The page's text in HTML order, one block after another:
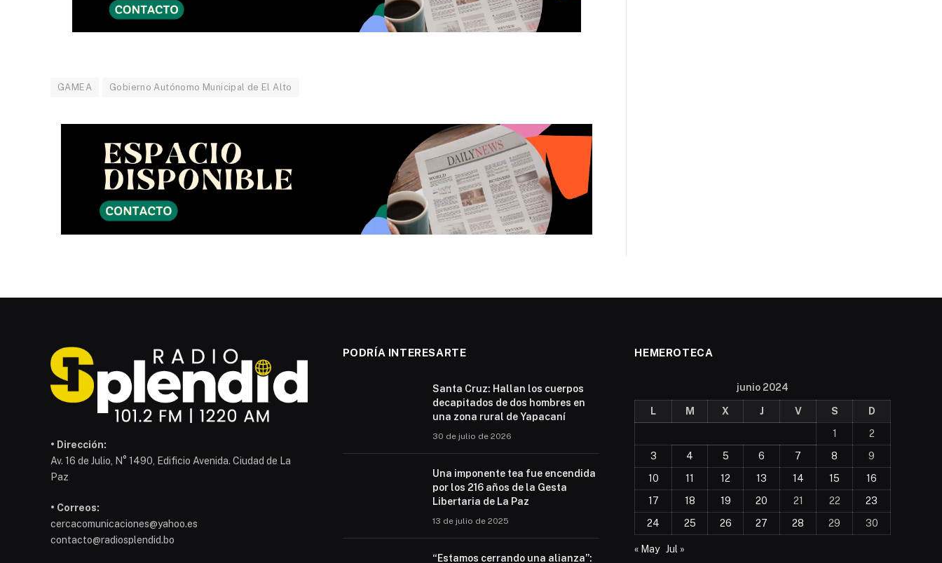
GAMEA Gobierno Autónomo Municipal de El Alto
• Dirección:
Av. 16 de Julio, N° 1490, Edificio Avenida. Ciudad de La
Paz
• Correos:
cercacomunicaciones@yahoo.es
contacto@radiosplendid.bo
PODRÍA INTERESARTE
Santa Cruz: Hallan los cuerpos
decapitados de dos hombres en
una zona rural de Yapacaní
30 de julio de 2026
Una imponente tea fue encendida
por los 216 años de la Gesta
Libertaria de La Paz
13 de julio de 2025
“Estamos cerrando una alianza”:
HEMEROTECA
junio 2024
L M X J V S
D
1
2
3
4 5 6 7 8
9
10
11 12 13 14 15
16
17
18 19 20 21 22
23
24
25 26 27 28 29 30
« May Jul »